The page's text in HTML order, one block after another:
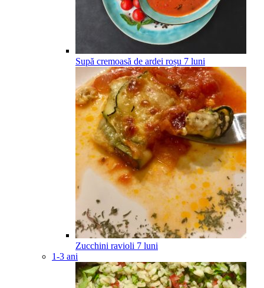
Supă cremoasă de ardei roșu 7 luni
Zucchini ravioli 7 luni
1-3 ani